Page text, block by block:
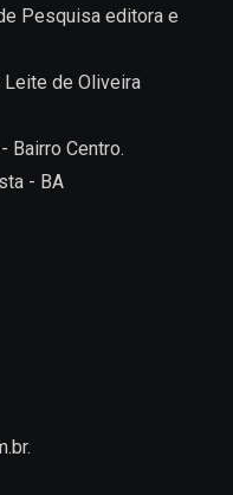
Pesquisa editora e
de Oliveira
Bairro Centro.
- BA
.